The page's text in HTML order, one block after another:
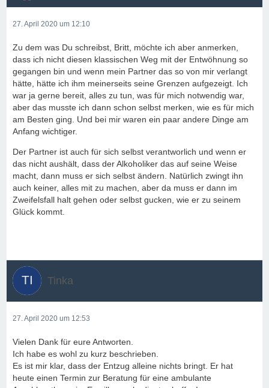
27. April 2020 um 12:10
Zu dem was Du schreibst, Britt, möchte ich aber anmerken,
dass ich nicht diesen klassischen Weg mit der Entwöhnung so
gegangen bin und wenn mein Partner das so von mir verlangt
hätte, hätte ich ihm meinerseits seine Grenzen aufgezeigt. Ich
war ja gerne bereit, alles zu tun, was für mich notwendig war,
aber das musste ich dann schon selbst merken, wie es für mich
am Besten ging. Und bei mir waren ein paar andere Dinge am
Anfang wichtiger.
Der Partner ist auch für sich selbst verantworlich und wenn er
das nicht aushält, dass der Alkoholiker das auf seine Weise
macht, dann muss er sich selbst ändern. Natürlich zwingt ihn
auch keiner, alles mit zu machen, aber da muss er dann im
Zweifelsfall halt gehen oder selbst gucken, wie er zu seinem
Glück kommt.
Tinka
27. April 2020 um 12:53
Vielen Dank für eure Antworten.
Ich habe es wohl zu kurz beschrieben.
Es ist mir klar, dass der Entzug alleine nichts bringt. Er hat
heute einen Termin zur Beratung für eine ambulante